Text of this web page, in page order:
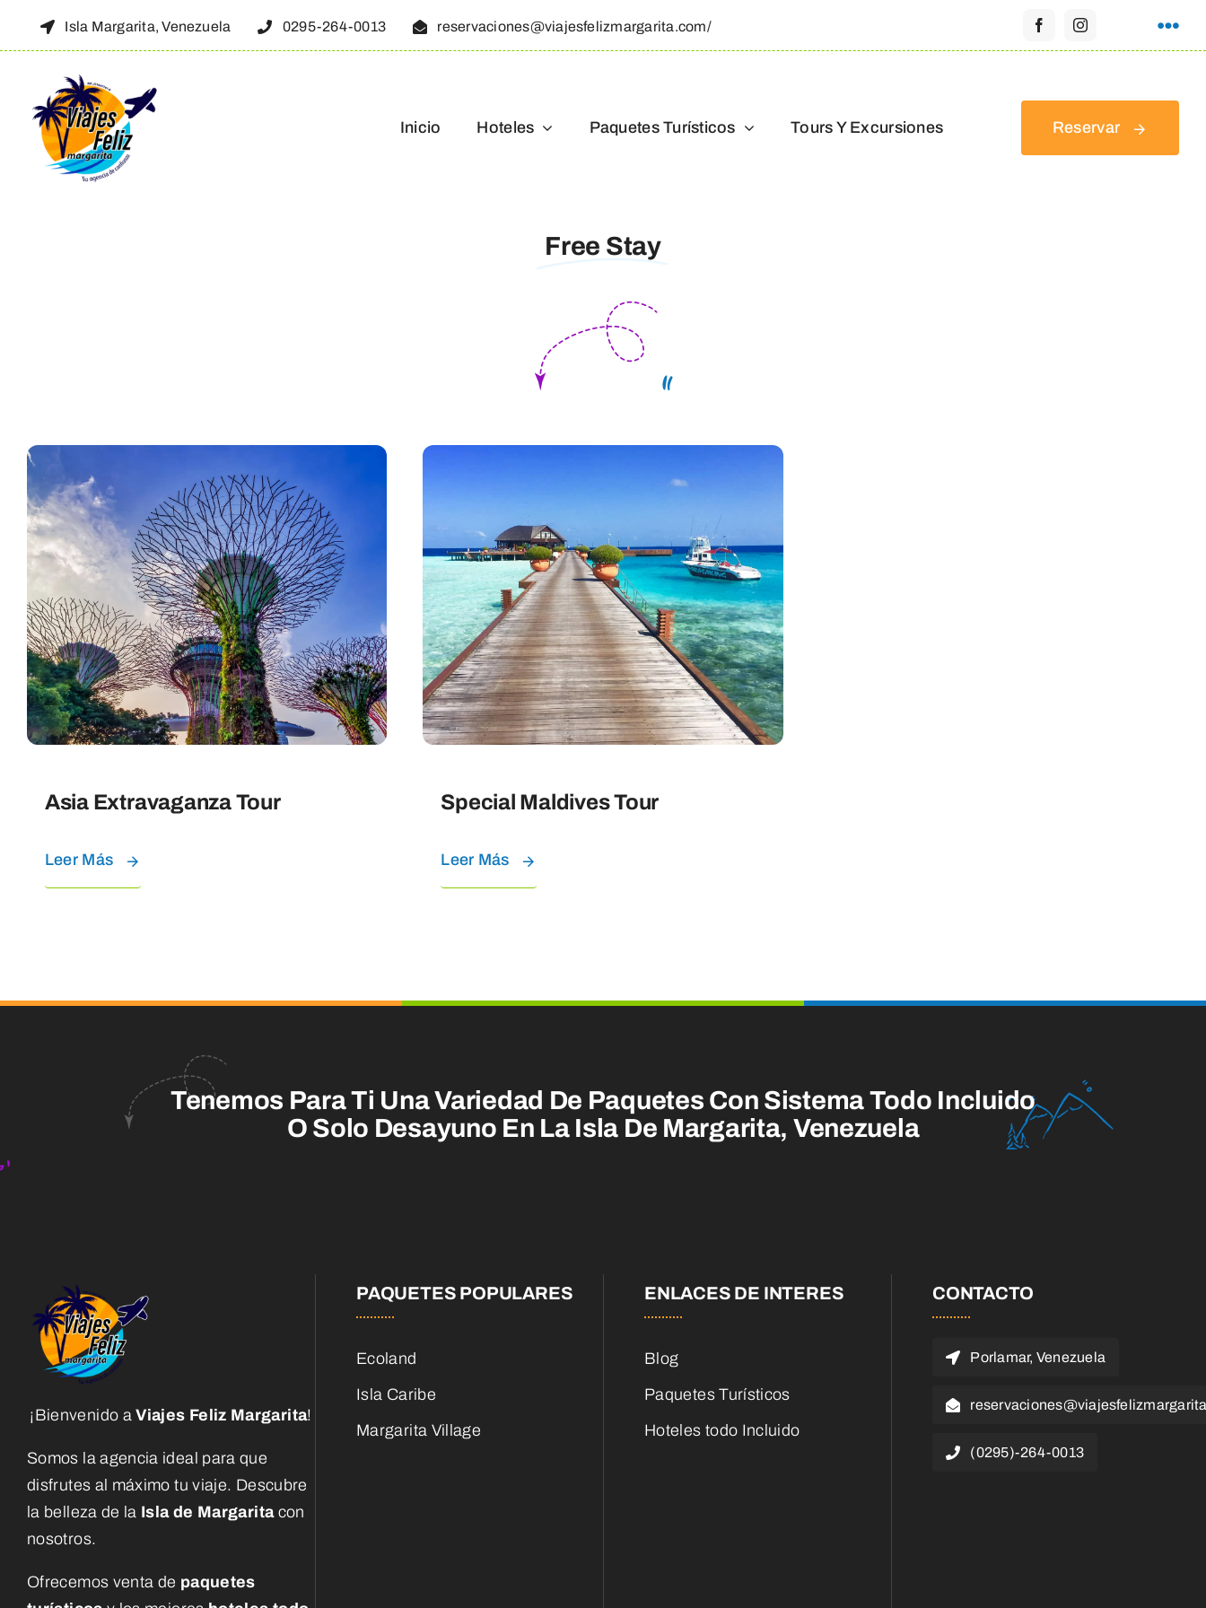
Isla Margarita, Venezuela 0295-264-0013 reservaciones@viajesfelizmargarita.com/
Inicio Hoteles Paquetes Turísticos Tours Y Excursiones Reservar
Free Stay
Asia Extravaganza Tour
Leer Más
Special Maldives Tour
Leer Más
Tenemos Para Ti Una Variedad De Paquetes Con Sistema Todo Incluido
O Solo Desayuno En La Isla De Margarita, Venezuela
¡Bienvenido aViajes Feliz Margarita!
Somos la agencia ideal para que
disfrutes al máximo tu viaje. Descubre
la belleza de la Isla de Margaritacon
nosotros.
Ofrecemos venta de paquetes
PAQUETES POPULARES
Ecoland
Isla Caribe
Margarita Village
ENLACES DE INTERES
Blog
Paquetes Turísticos
Hoteles todo Incluido
CONTACTO
Porlamar, Venezuela
(0295)-264-0013